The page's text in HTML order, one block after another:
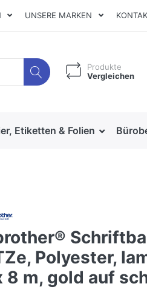
UNSERE MARKEN
Produkte
Vergleichen
Etiketten & Folien
Polyester,
8 m, gold auf